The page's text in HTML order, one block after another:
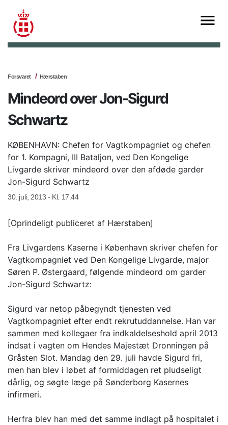
Forsvaret Hærstaben
Mindeord over Jon-Sigurd
Schwartz
KØBENHAVN: Chefen for Vagtkompagniet og chefen
for 1. Kompagni, III Bataljon, ved Den Kongelige
Livgarde skriver mindeord over den afdøde garder
Jon-Sigurd Schwartz
30. juli, 2013 - Kl. 17.44
[Oprindeligt publiceret af Hærstaben]
Fra Livgardens Kaserne i København skriver chefen for
Vagtkompagniet ved Den Kongelige Livgarde, major
Søren P. Østergaard, følgende mindeord om garder
Jon-Sigurd Schwartz:
Sigurd var netop påbegyndt tjenesten ved
Vagtkompagniet efter endt rekrutuddannelse. Han var
sammen med kollegaer fra indkaldelseshold april 2013
indsat i vagten om Hendes Majestæt Dronningen på
Gråsten Slot. Mandag den 29. juli havde Sigurd fri,
men han blev i løbet af formiddagen ret pludseligt
dårlig, og søgte læge på Sønderborg Kasernes
infirmeri.
Herfra blev han med det samme indlagt på hospitalet i